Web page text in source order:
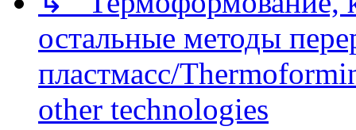
остальные методы
пластмасс/
other technologies